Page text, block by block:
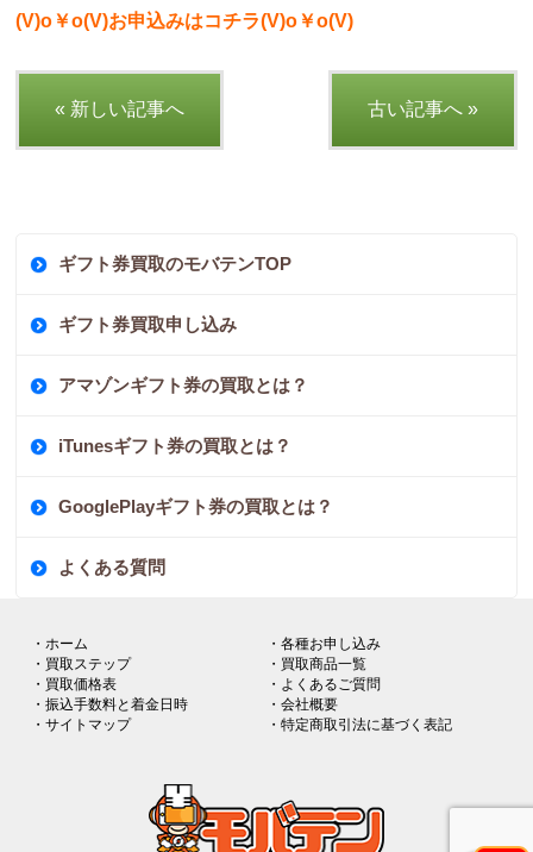
(V)o￥o(V)お申込みはコチラ(V)o￥o(V)
« 新しい記事へ 古い記事へ »
ギフト券買取のモバテンTOP
ギフト券買取申し込み
アマゾンギフト券の買取とは？
iTunesギフト券の買取とは？
GooglePlayギフト券の買取とは？
よくある質問
・ホーム
・買取ステップ
・買取価格表
・振込手数料と着金日時
・サイトマップ
・各種お申し込み
・買取商品一覧
・よくあるご質問
・会社概要
・特定商取引法に基づく表記